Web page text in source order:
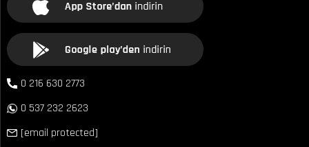
0 216 630 2773
0 537 232 2623
[email protected]